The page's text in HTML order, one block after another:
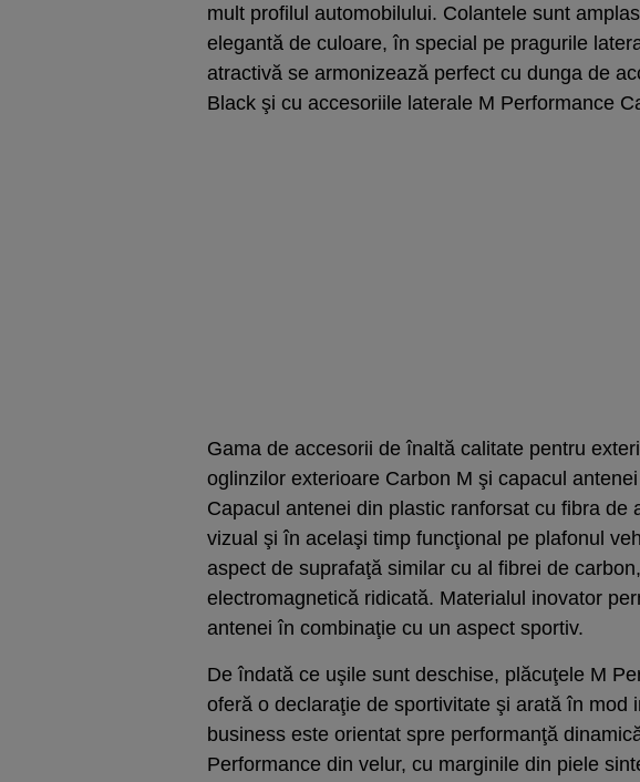
mult profilul automobilului. Colantele sunt
elegantă de culoare, în special pe pragurile
atractivă se armonizează perfect cu dunga de
Black şi cu accesoriile laterale M Performance
Gama de accesorii de înaltă calitate pentru
oglinzilor exterioare Carbon M şi capacul
Capacul antenei din plastic ranforsat cu fibra de
vizual şi în acelaşi timp funcţional pe plafonul
aspect de suprafaţă similar cu al fibrei de
electromagnetică ridicată. Materialul inovator
antenei în combinaţie cu un aspect sportiv.
De îndată ce uşile sunt deschise, plăcuţele M
oferă o declaraţie de sportivitate şi arată în mod
business este orientat spre performanţă
Performance din velur, cu marginile din piele